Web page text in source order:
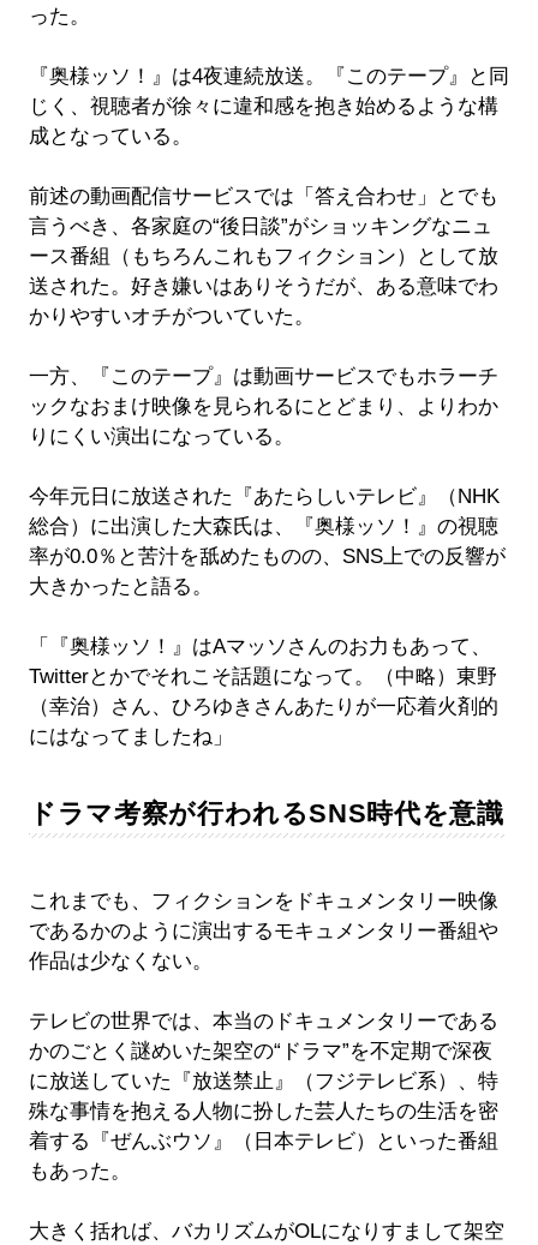
った。
『奥様ッソ！』は4夜連続放送。『このテープ』と同
じく、視聴者が徐々に違和感を抱き始めるような構
成となっている。
前述の動画配信サービスでは「答え合わせ」とでも
言うべき、各家庭の“後日談”がショッキングなニュ
ース番組（もちろんこれもフィクション）として放
送された。好き嫌いはありそうだが、ある意味でわ
かりやすいオチがついていた。
一方、『このテープ』は動画サービスでもホラーチ
ックなおまけ映像を見られるにとどまり、よりわか
りにくい演出になっている。
今年元日に放送された『あたらしいテレビ』（NHK
総合）に出演した大森氏は、『奥様ッソ！』の視聴
率が0.0％と苦汁を舐めたものの、SNS上での反響が
大きかったと語る。
「『奥様ッソ！』はAマッソさんのお力もあって、
Twitterとかでそれこそ話題になって。（中略）東野
（幸治）さん、ひろゆきさんあたりが一応着火剤的
にはなってましたね」
ドラマ考察が行われるSNS時代を意識
これまでも、フィクションをドキュメンタリー映像
であるかのように演出するモキュメンタリー番組や
作品は少なくない。
テレビの世界では、本当のドキュメンタリーである
かのごとく謎めいた架空の“ドラマ”を不定期で深夜
に放送していた『放送禁止』（フジテレビ系）、特
殊な事情を抱える人物に扮した芸人たちの生活を密
着する『ぜんぶウソ』（日本テレビ）といった番組
もあった。
大きく括れば、バカリズムがOLになりすまして架空